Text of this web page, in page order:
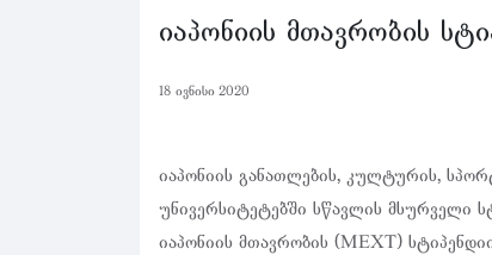
იაპონიის მთავრობის
18 ივნისი 2020
იაპონიის განათლების, კულტურის,
უნივერსიტეტებში სწავლის მსურველი
იაპონიის მთავრობის (MEXT)